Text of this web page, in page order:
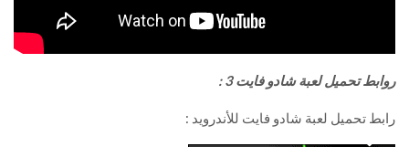
روابط تحميل لعبة شادو فايت 3 :
رابط تحميل لعبة شادو فايت للأندرويد :